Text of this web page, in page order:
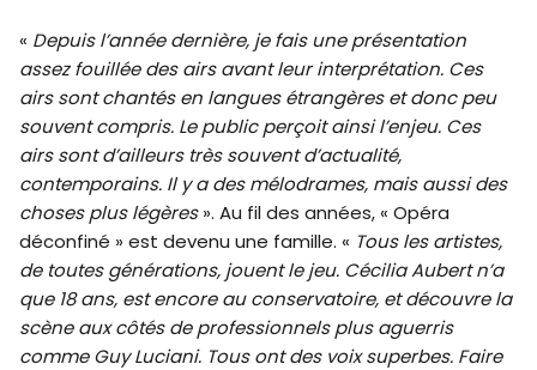
« Depuis l’année dernière, je fais une présentation
assez fouillée des airs avant leur interprétation. Ces
airs sont chantés en langues étrangères et donc peu
souvent compris. Le public perçoit ainsi l’enjeu. Ces
airs sont d’ailleurs très souvent d’actualité,
contemporains. Il y a des mélodrames, mais aussi des
choses plus légères». Au fil des années, « Opéra
déconfiné » est devenu une famille. « Tous les artistes,
de toutes générations, jouent le jeu. Cécilia Aubert n’a
que 18 ans, est encore au conservatoire, et découvre la
scène aux côtés de professionnels plus aguerris
comme Guy Luciani. Tous ont des voix superbes. Faire